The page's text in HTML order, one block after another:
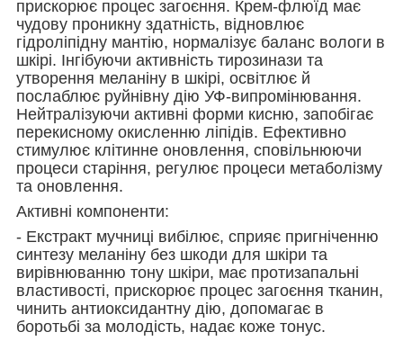
прискорює процес загоєння. Крем-флюїд має
чудову проникну здатність, відновлює
гідроліпідну мантію, нормалізує баланс вологи в
шкірі. Інгібуючи активність тирозинази та
утворення меланіну в шкірі, освітлює й
послаблює руйнівну дію УФ-випромінювання.
Нейтралізуючи активні форми кисню, запобігає
перекисному окисленню ліпідів. Ефективно
стимулює клітинне оновлення, сповільнюючи
процеси старіння, регулює процеси метаболізму
та оновлення.
Активні компоненти:
- Екстракт мучниці вибілює, сприяє пригніченню
синтезу меланіну без шкоди для шкіри та
вирівнюванню тону шкіри, має протизапальні
властивості, прискорює процес загоєння тканин,
чинить антиоксидантну дію, допомагає в
боротьбі за молодість, надає коже тонус.